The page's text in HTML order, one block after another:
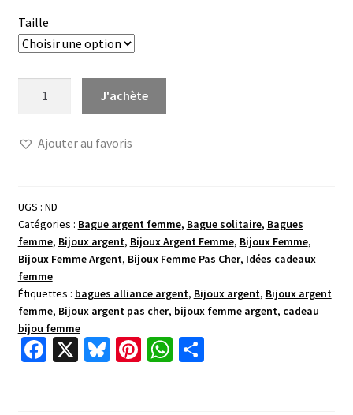
Taille
argent
J'achète
Ajouter au favoris
UGS : ND
Catégories : Bague argent femme, Bague solitaire, Bagues
femme, Bijoux argent, Bijoux Argent Femme, Bijoux Femme,
Bijoux Femme Argent, Bijoux Femme Pas Cher, Idées cadeaux
femme
Étiquettes : bagues alliance argent, Bijoux argent, Bijoux argent
femme, Bijoux argent pas cher, bijoux femme argent, cadeau
bijou femme
Fa X Bl Pi W P